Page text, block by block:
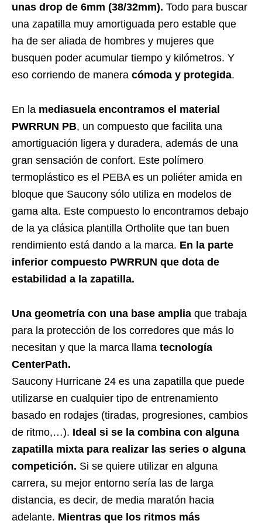
unas drop de 6mm (38/32mm). Todo para buscar
una zapatilla muy amortiguada pero estable que
ha de ser aliada de hombres y mujeres que
busquen poder acumular tiempo y kilómetros. Y
eso corriendo de manera cómoda y protegida.
En la mediasuela encontramos el material
PWRRUN PB, un compuesto que facilita una
amortiguación ligera y duradera, además de una
gran sensación de confort. Este polímero
termoplástico es el PEBA es un poliéter amida en
bloque que Saucony sólo utiliza en modelos de
gama alta. Este compuesto lo encontramos debajo
de la ya clásica plantilla Ortholite que tan buen
rendimiento está dando a la marca. En la parte
inferior compuesto PWRRUN que dota de
estabilidad a la zapatilla.
Una geometría con una base amplia que trabaja
para la protección de los corredores que más lo
necesitan y que la marca llama tecnología
CenterPath.
Saucony Hurricane 24 es una zapatilla que puede
utilizarse en cualquier tipo de entrenamiento
basado en rodajes (tiradas, progresiones, cambios
de ritmo,…). Ideal si se la combina con alguna
zapatilla mixta para realizar las series o alguna
competición. Si se quiere utilizar en alguna
carrera, su mejor entorno sería las de larga
distancia, es decir, de media maratón hacia
adelante. Mientras que los ritmos más